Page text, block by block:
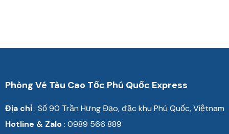
Phòng Vé Tàu Cao Tốc Phú Quốc Express
Địa chỉ: Số 90 Trần Hưng Đạo, đặc khu Phú Quốc, Việtnam
Hotline & Zalo: 0989 566 889